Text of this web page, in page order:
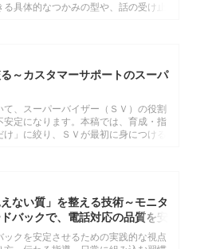
具体的なつかみの型や、話の受け止
～カスタマーサポートのスーパ
、スーパーバイザー（ＳＶ）の役割
定になります。本稿では、育成・指
」に絞り、ＳＶが最初に身につける
ない質」を整える技術～モニタ
バックで、電話対応の品質を安
クを安定させるための実践的な視点